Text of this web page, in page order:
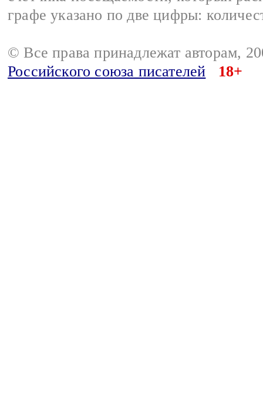
графе указано по две цифры:
© Все права принадлежат авторам,
Российского союза писателей
18+